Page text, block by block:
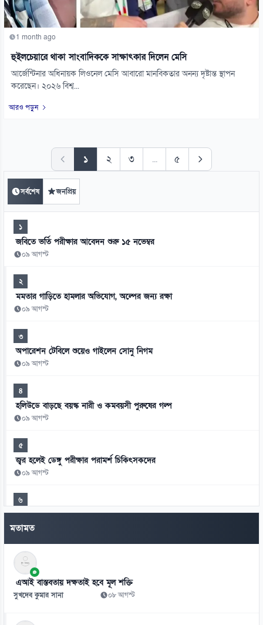
1 month ago
হুইলচেয়ারে থাকা সাংবাদিককে সাক্ষাৎকার দিলেন মেসি
আর্জেন্টিনার অধিনায়ক লিওনেল মেসি আবারো মানবিকতার অনন্য দৃষ্টান্ত স্থাপন
করেছেন। ২০২৬ বিশ্ব...
আরও পড়ুন
১ ২ ৩ ... ৫
সর্বশেষ জনপ্রিয়
১
জবিতে ভর্তি পরীক্ষার আবেদন শুরু ১৫ নভেম্বর
০৯ আগস্ট
২
মমতার গাড়িতে হামলার অভিযোগ, অল্পের জন্য রক্ষা
০৯ আগস্ট
৩
অপারেশন টেবিলে শুয়েও গাইলেন সোনু নিগম
০৯ আগস্ট
৪
হলিউডে বাড়ছে বয়স্ক নারী ও কমবয়সী পুরুষের গল্প
০৯ আগস্ট
৫
জ্বর হলেই ডেঙ্গু পরীক্ষার পরামর্শ চিকিৎসকদের
০৯ আগস্ট
৬
ওমরাহ করতে সৌদি আরবে যেতে চেয়েছিলেন ডন
০৯ আগস্ট
৭
এক মায়ের স্বপ্ন পূরণ করলেন হাইকমিশনার দীনেশ ত্রিবেদী
০৯ আগস্ট
মতামত
এআই বাস্তবতায় দক্ষতাই হবে মূল শক্তি
সুখদেব কুমার সানা ০৮ আগস্ট